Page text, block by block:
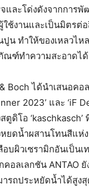
และโด่งดังจากการ
ช้งานและเป็นมิตรต่
น ทำให้ของเหลวไห
ณฑ์ทำความสะอาดได้
Boch ได้นำเสนอคอ
2023’ และ
ตูดิโอ
ยดน้ำผสานโทนสีแห่
อบผิวเซรามิกอันเป็
ลเลกชัน ANTAO ยั
รถประหยัดน้ำได้สูง